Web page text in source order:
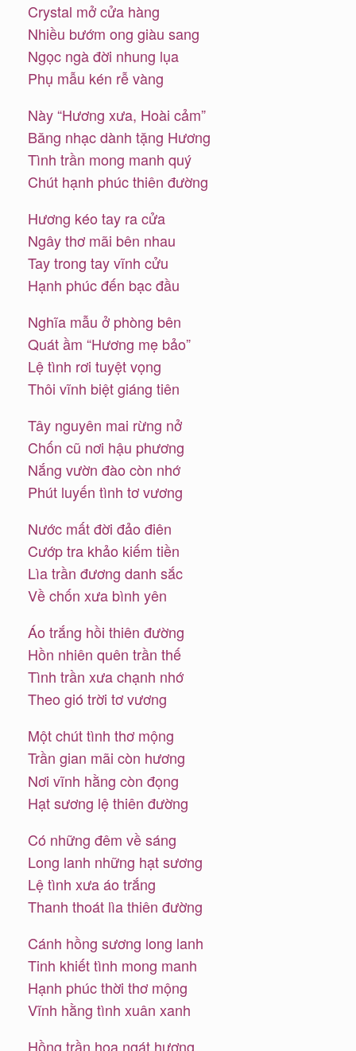
Crystal mở cửa hàng
Nhiều bướm ong giàu sang
Ngọc ngà đời nhung lụa
Phụ mẫu kén rễ vàng
Này “Hương xưa, Hoài cảm”
Băng nhạc dành tặng Hương
Tình trần mong manh quý
Chút hạnh phúc thiên đường
Hương kéo tay ra cửa
Ngây thơ mãi bên nhau
Tay trong tay vĩnh cửu
Hạnh phúc đến bạc đầu
Nghĩa mẫu ở phòng bên
Quát ầm “Hương mẹ bảo”
Lệ tình rơi tuyệt vọng
Thôi vĩnh biệt giáng tiên
Tây nguyên mai rừng nở
Chốn cũ nơi hậu phương
Nắng vườn đào còn nhớ
Phút luyến tình tơ vương
Nước mất đời đảo điên
Cướp tra khảo kiếm tiền
Lìa trần đương danh sắc
Về chốn xưa bình yên
Áo trắng hồi thiên đường
Hồn nhiên quên trần thế
Tình trần xưa chạnh nhớ
Theo gió trời tơ vương
Một chút tình thơ mộng
Trần gian mãi còn hương
Nơi vĩnh hằng còn đọng
Hạt sương lệ thiên đường
Có những đêm về sáng
Long lanh những hạt sương
Lệ tình xưa áo trắng
Thanh thoát lìa thiên đường
Cánh hồng sương long lanh
Tinh khiết tình mong manh
Hạnh phúc thời thơ mộng
Vĩnh hằng tình xuân xanh
Hồng trần hoa ngát hương